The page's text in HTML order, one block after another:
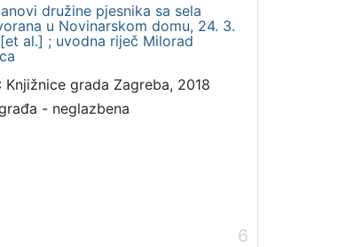
družine pjesnika sa sela
u Novinarskom domu, 24. 3.
al.] ; uvodna riječ Milorad
Knjižnice grada Zagreba, 2018
- neglazbena
6